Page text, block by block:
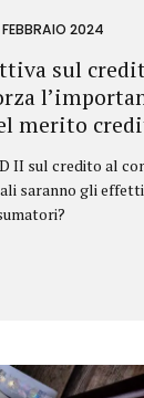
FEBBRAIO 2024
sul
merito
saranno gli